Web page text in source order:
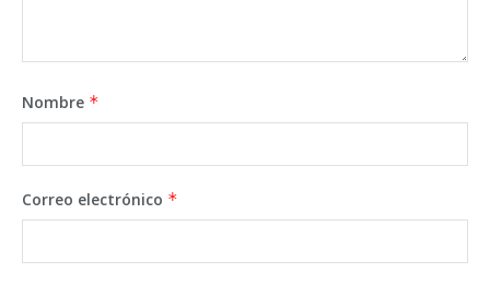
Nombre *
Correo electrónico *